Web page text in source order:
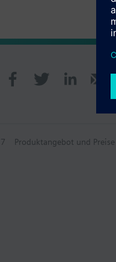
Produktangebot und